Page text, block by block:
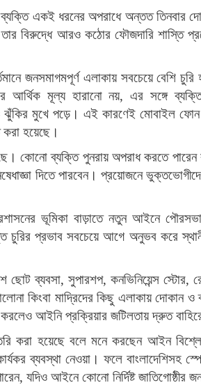
একই ধরনের অপরাধে অন্তত তিনবার
তার বিরুদ্ধে আরও কঠোর ফৌজদারি শাস্তি
জনসমাগমপূর্ণ এলাকায় সবচেয়ে বেশি
আর্থিক মূল্য হারানো নয়, এর সঙ্গে
ঝুঁকির মুখে পড়ে। এই কারণেই মোবাইল ফোন
করা হয়েছে।
কোনো ব্যক্তি পুনরায় অপরাধ করতে পারেন
দিতে পারবেন। প্রয়োজনে
ভূমিকা বাড়াতে নতুন আইনে
চুরির প্রভাব সবচেয়ে আগে অনুভব করে
ছোট ব্যবসা, সুপারশপ, কনভিনিয়েন্স স্টোর,
কিংবা মাদ্রিদের কিছু এলাকায় দোকান
আইনি প্রক্রিয়ার জটিলতায় দ্রুত
করা হয়েছে বলে মনে করছেন আইন
ব্যবস্থা নেওয়া। ফলে বাংলাদেশিসহ
যদিও আইনে কোনো নির্দিষ্ট